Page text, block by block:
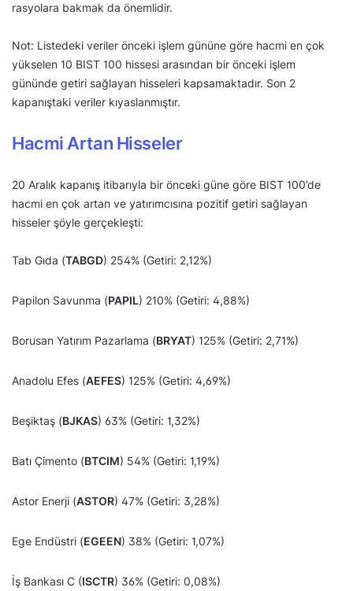
rasyolara bakmak da önemlidir.
Not: Listedeki veriler önceki işlem gününe göre hacmi en çok
yükselen 10 BIST 100 hissesi arasından bir önceki işlem
gününde getiri sağlayan hisseleri kapsamaktadır. Son 2
kapanıştaki veriler kıyaslanmıştır.
Hacmi Artan Hisseler
20 Aralık kapanış itibarıyla bir önceki güne göre BIST 100’de
hacmi en çok artan ve yatırımcısına pozitif getiri sağlayan
hisseler şöyle gerçekleşti:
Tab Gıda (TABGD) 254% (Getiri: 2,12%)
Papilon Savunma (PAPIL) 210% (Getiri: 4,88%)
Borusan Yatırım Pazarlama (BRYAT) 125% (Getiri: 2,71%)
Anadolu Efes (AEFES) 125% (Getiri: 4,69%)
Beşiktaş (BJKAS) 63% (Getiri: 1,32%)
Batı Çimento (BTCIM) 54% (Getiri: 1,19%)
Astor Enerji (ASTOR) 47% (Getiri: 3,28%)
Ege Endüstri (EGEEN) 38% (Getiri: 1,07%)
İş Bankası C (ISCTR) 36% (Getiri: 0,08%)